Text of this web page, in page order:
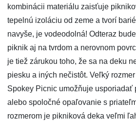
kombinácii materiálu zaisťuje
tepelnú izoláciu od zeme a tvorí
navyše, je vodeodolná! Odteraz
piknik aj na tvrdom a nerovnom
je tiež zárukou toho, že sa na deku
piesku a iných nečistôt. Veľký
Spokey Picnic umožňuje usporiadať
alebo spoločné opaľovanie s
rozmerom je pikniková deka veľmi